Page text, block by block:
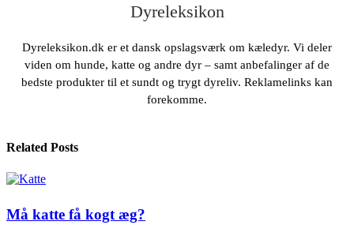
Dyreleksikon
Dyreleksikon.dk er et dansk opslagsværk om kæledyr. Vi deler
viden om hunde, katte og andre dyr – samt anbefalinger af de
bedste produkter til et sundt og trygt dyreliv. Reklamelinks kan
forekomme.
Related Posts
Må katte få kogt æg?